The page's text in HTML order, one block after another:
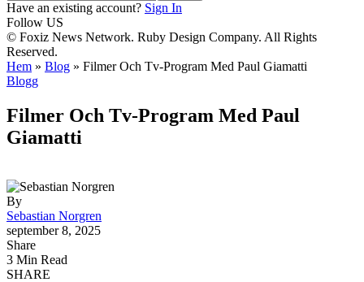
Have an existing account? Sign In
Follow US
© Foxiz News Network. Ruby Design Company. All Rights
Reserved.
Hem » Blog » Filmer Och Tv-Program Med Paul Giamatti
Blogg
Filmer Och Tv-Program Med Paul
Giamatti
By
Sebastian Norgren
september 8, 2025
Share
3 Min Read
SHARE